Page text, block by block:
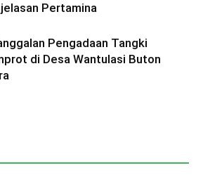
Pertamina
Pengadaan Tangki
di Desa Wantulasi Buton